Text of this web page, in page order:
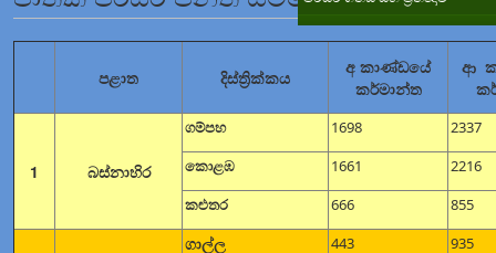
පළාත දිස්ත්‍රික්කය
අ කාණ්ඩයේ
කර්මාන්ත
ආ
1 බස්නාහිර
ගම්පහ 1698
2337
කොළඹ
1661
2216
කළුතර
666 855
ගාල්ල 443 935